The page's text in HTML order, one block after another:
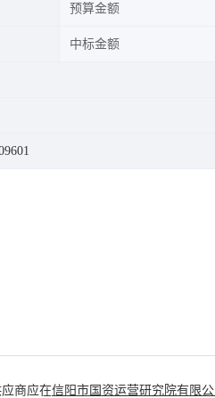
预算金额
中标金额
商应在信阳市国资运营研究院有限